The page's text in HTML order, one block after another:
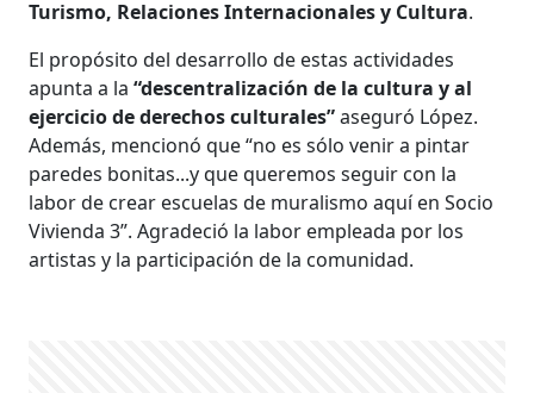
Turismo, Relaciones Internacionales y Cultura.
El propósito del desarrollo de estas actividades
apunta a la“descentralización de la cultura y al
ejercicio de derechos culturales”aseguró López.
Además, mencionó que “no es sólo venir a pintar
paredes bonitas...y que queremos seguir con la
labor de crear escuelas de muralismo aquí en Socio
Vivienda 3”. Agradeció la labor empleada por los
artistas y la participación de la comunidad.